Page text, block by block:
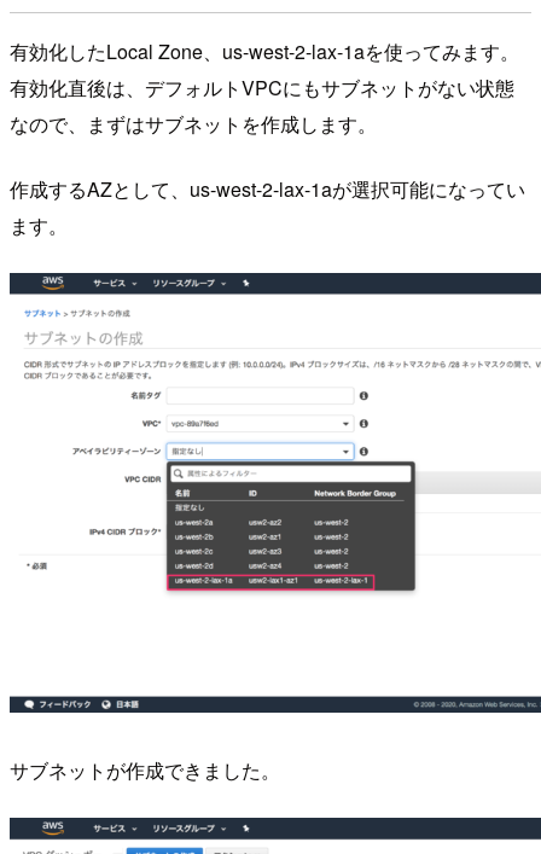
有効化したLocal Zone、us-west-2-lax-1aを使ってみます。
有効化直後は、デフォルトVPCにもサブネットがない状態
なので、まずはサブネットを作成します。
作成するAZとして、us-west-2-lax-1aが選択可能になってい
ます。
サブネットが作成できました。